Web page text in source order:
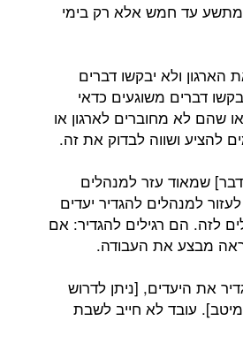
מתשע עד חמש אלא רק בימי
הארגון ולא יבקשו דברים
דברים משוגעים כדאי
שהם לא מחוברים לארגון או
להציע ושווה לבדוק את זה.
שמאוד עזר למנהלים
למנהלים להגדיר יעדים
לזה. הם רגילים להגדיר: אם
מבצע את העבודה.
את היעדים, [ניתן לדרוש
עובד לא חייב לשבת